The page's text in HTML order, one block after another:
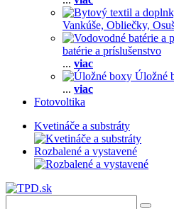
Vankúše, Obliečky,
batérie a príslušenstvo
... viac
Úložné
... viac
Fotovoltika
Kvetináče a substráty
Rozbalené a vystavené